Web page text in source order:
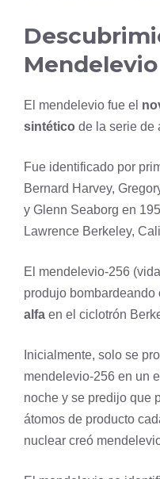
Mendelevio
El mendelevio fue el
sintético de la serie de
Fue identificado por
Bernard Harvey,
y Glenn Seaborg en
Lawrence Berkeley,
El mendelevio-256
produjo bombardeando
alfa en el ciclotrón
Inicialmente, solo se
mendelevio-256 en un
noche y se predijo que
átomos de producto
nuclear creó